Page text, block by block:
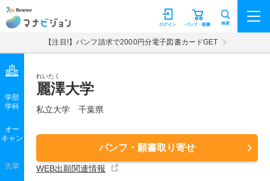
マナビジョン パンフ・願書
ログイン 検索
【注目!】パンフ請求で2000円分電子図書カードGET
れいたく
麗澤大学
私立大学 千葉県
パンフ・願書取り寄せ
WEB出願関連情報
学部
学科
オー
キャン
先輩